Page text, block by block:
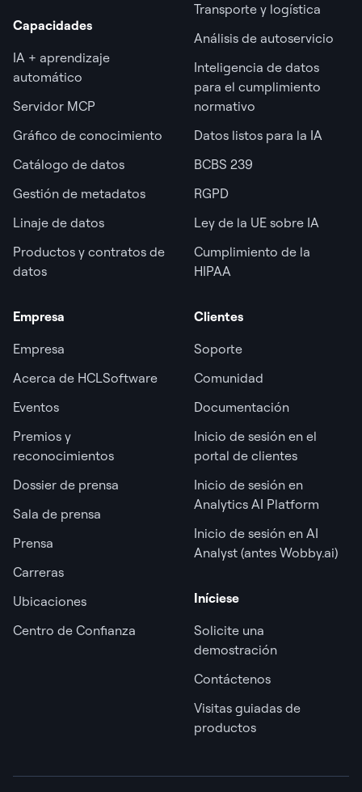
Capacidades
IA + aprendizaje
automático
Servidor MCP
Gráfico de conocimiento
Catálogo de datos
Gestión de metadatos
Linaje de datos
Productos y contratos de
datos
Transporte y logística
Análisis de autoservicio
Inteligencia de datos
para el cumplimiento
normativo
Datos listos para la IA
BCBS 239
RGPD
Ley de la UE sobre IA
Cumplimiento de la
HIPAA
Empresa
Empresa
Acerca de HCLSoftware
Eventos
Premios y
reconocimientos
Dossier de prensa
Sala de prensa
Prensa
Carreras
Ubicaciones
Centro de Confianza
Clientes
Soporte
Comunidad
Documentación
Inicio de sesión en el
portal de clientes
Inicio de sesión en
Analytics AI Platform
Inicio de sesión en AI
Analyst (antes Wobby.ai)
Iníciese
Solicite una
demostración
Contáctenos
Visitas guiadas de
productos